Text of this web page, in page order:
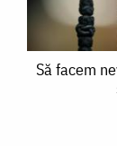
Să
Să facem